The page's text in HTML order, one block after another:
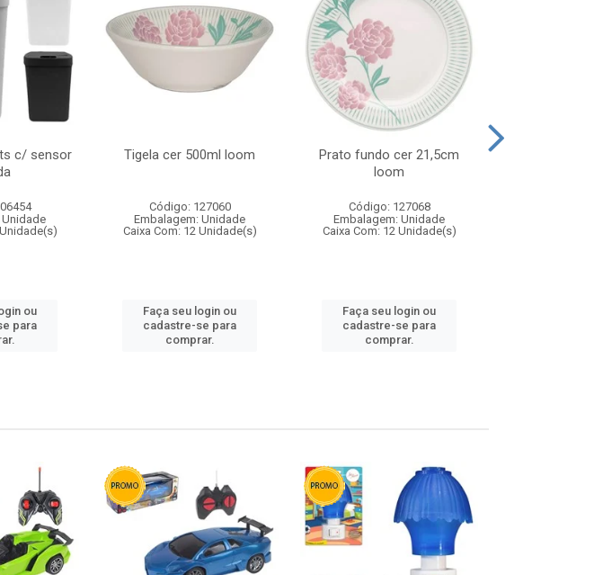
c/ sensor
ou
para
Tigela cer 500ml loom
Código: 127060
Embalagem: Unidade
Caixa Com: 12 Unidade(s)
Faça seu login ou
cadastre-se para
comprar.
Prato fundo cer 21,5cm
loom
Código: 127068
Embalagem: Unidade
Caixa Com: 12 Unidade(s)
Faça seu login ou
cadastre-se para
comprar.